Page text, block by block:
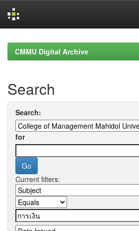
navigationCMMU Digital Archive
Search
Search:
for
Current filters: